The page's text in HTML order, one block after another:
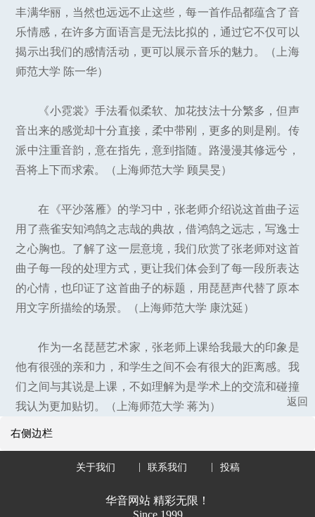
丰满华丽，当然也远远不止这些，每一首作品都蕴含了音
乐情感，在许多方面语言是无法比拟的，通过它不仅可以
揭示出我们的感情活动，更可以展示音乐的魅力。（上海
师范大学 陈一华）
《小霓裳》手法看似柔软、加花技法十分繁多，但声
音出来的感觉却十分直接，柔中带刚，更多的则是刚。传
派中注重音韵，意在指先，意到指随。路漫漫其修远兮，
吾将上下而求索。（上海师范大学 顾昊旻）
在《平沙落雁》的学习中，张老师介绍说这首曲子运
用了燕雀安知鸿鹄之志哉的典故，借鸿鹄之远志，写逸士
之心胸也。了解了这一层意境，我们欣赏了张老师对这首
曲子每一段的处理方式，更让我们体会到了每一段所表达
的心情，也印证了这首曲子的标题，用琵琶声代替了原本
用文字所描绘的场景。（上海师范大学 康沈延）
作为一名琵琶艺术家，张老师上课给我最大的印象是
他有很强的亲和力，和学生之间不会有很大的距离感。我
们之间与其说是上课，不如理解为是学术上的交流和碰撞
我认为更加贴切。（上海师范大学 蒋为）
右侧边栏
关于我们 联系我们 投稿
华音网站 精彩无限！
返回